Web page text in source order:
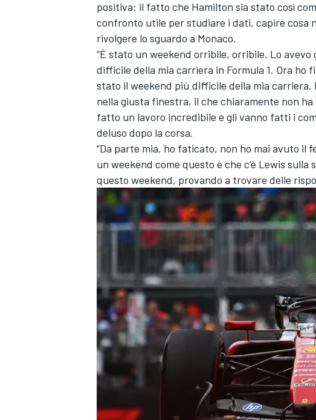
MONOMARCA
positiva: il fatto che Hamilton sia stato così
confronto utile per studiare i dati, capire cosa
rivolgere lo sguardo a Monaco.
“È stato un weekend orribile, orribile. Lo
difficile della mia carriera in Formula 1. Ora ho
stato il weekend più difficile della mia carriera.
nella giusta finestra, il che chiaramente non
fatto un lavoro incredibile e gli vanno fatti i
deluso dopo la corsa.
“Da parte mia, ho faticato, non ho mai avuto il
un weekend come questo è che c’è Lewis
questo weekend, provando a trovare delle